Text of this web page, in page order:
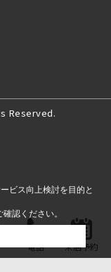
Reserved.
電話 来店予約
ビス向上検討を目的と
確認ください。